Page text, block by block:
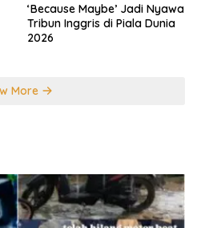
‘Because Maybe’ Jadi Nyawa
Tribun Inggris di Piala Dunia
2026
More